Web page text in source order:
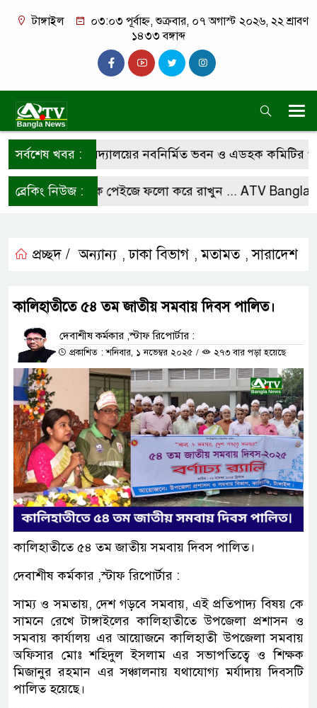
টাঙ্গাইল
০৩:০৩ পূর্বাহ্ন, শুক্রবার, ০৭ অগাস্ট ২০২৬, ২২ শ্রাবণ
১৪৩৩ বঙ্গাব্দ
সর্বশেষ খবর :
চারান উচ্চ বিদ্যালয়ের নবনির্মিত ভবন ও এডহক কমিটির
ব্রেকিং নিউজ :ফেসবুক পেইজে ফলো করে রাখুন ...ATV Bangla
প্রচ্ছদ / অন্যান্য ,ঢাকা বিভাগ ,মতামত ,সারাদেশ
কালিহাতীতে ৫৪ তম জাতীয় সমবায় দিবস পালিত।
দেবাশীষ কর্মকার ,স্টাফ রিপোর্টার :
প্রকাশিত : শনিবার, ১ নভেম্বর ২০২৫ / ২৭৩ বার পড়া হয়েছে
কালিহাতীতে ৫৪ তম জাতীয় সমবায় দিবস পালিত।
দেবাশীষ কর্মকার ,স্টাফ রিপোর্টার :
সাম্য ও সমতায়, দেশ গড়বে সমবায়, এই প্রতিপাদ্য বিষয় কে
সামনে রেখে টাঙ্গাইলের কালিহাতীতে উপজেলা প্রশাসন ও
সমবায় কার্যালয় এর আয়োজনে কালিহাতী উপজেলা সমবায়
অফিসার মোঃ শহিদুল ইসলাম এর সভাপতিত্বে ও শিক্ষক
মিজানুর রহমান এর সঞ্চালনায় যথাযোগ্য মর্যাদায় দিবসটি
পালিত হয়েছে।